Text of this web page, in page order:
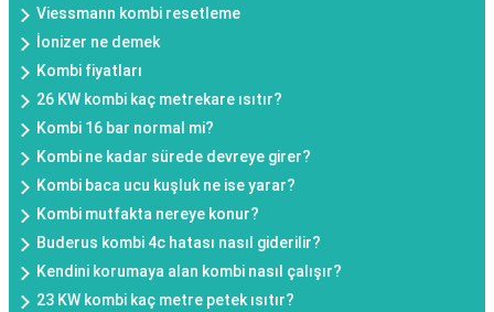
Viessmann kombi resetleme
İonizer ne demek
Kombi fiyatları
26 KW kombi kaç metrekare ısıtır?
Kombi 16 bar normal mi?
Kombi ne kadar sürede devreye girer?
Kombi baca ucu kuşluk ne ise yarar?
Kombi mutfakta nereye konur?
Buderus kombi 4c hatası nasıl giderilir?
Kendini korumaya alan kombi nasıl çalışır?
23 KW kombi kaç metre petek ısıtır?